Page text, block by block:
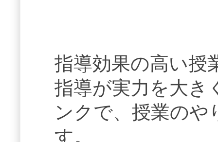
指導効果の高い授
指導が実力を大き
ンクで、授業の
す。